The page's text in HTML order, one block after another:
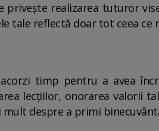
privește realizarea tuturor
tale reflectă doar tot ceea ce
timp pentru a avea
lecțiilor, onorarea valorii
despre a primi